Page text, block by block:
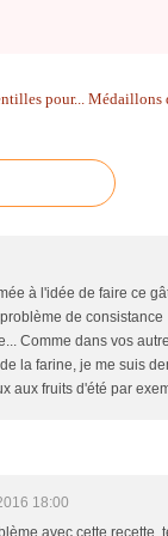
pour... Médaillons
à l'idée de faire ce
de
Comme dans vos
la farine, je me suis
aux fruits d'été par
18:00
avec cette